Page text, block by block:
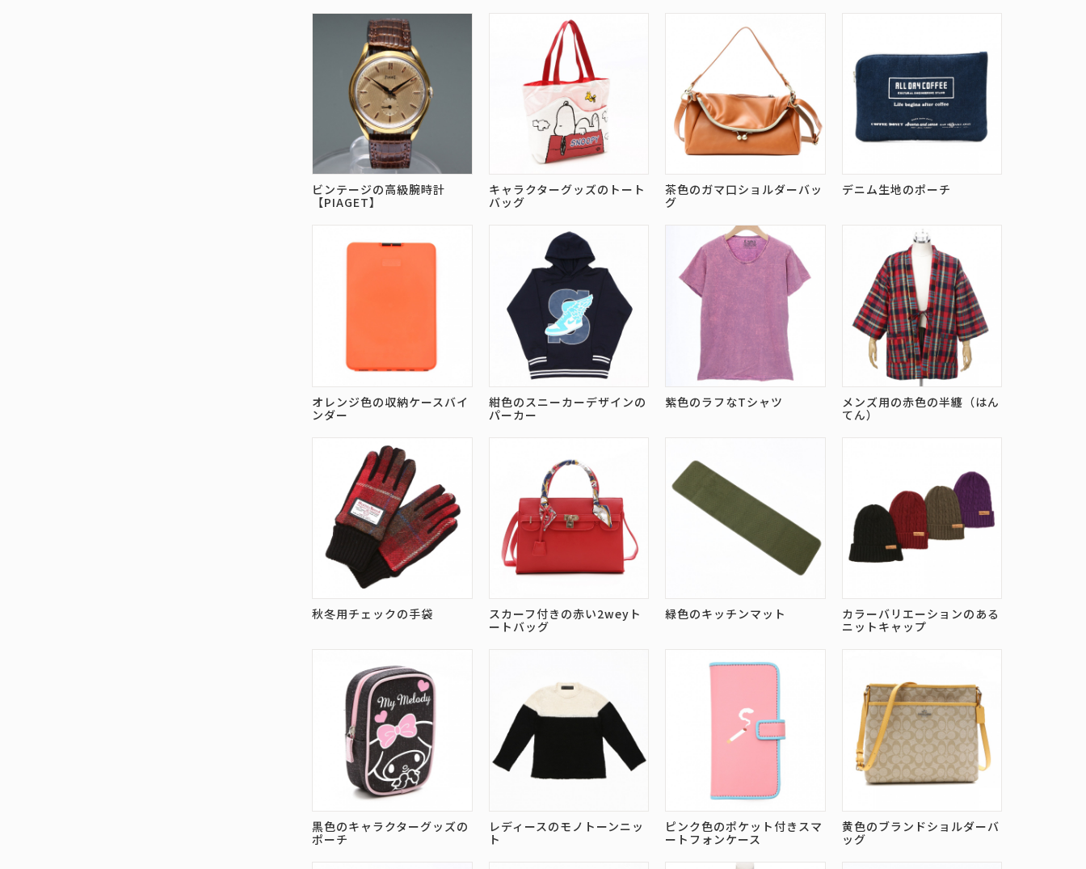
ビンテージの高級腕時計
【PIAGET】
キャラクターグッズのトート
バッグ
茶色のガマ口ショルダーバッ
グ
デニム生地のポーチ
オレンジ色の収納ケースバイ
ンダー
紺色のスニーカーデザインの
パーカー
紫色のラフなTシャツ
メンズ用の赤色の半纏（はん
てん）
秋冬用チェックの手袋
スカーフ付きの赤い2weyト
ートバッグ
緑色のキッチンマット
カラーバリエーションのある
ニットキャップ
黒色のキャラクターグッズの
ポーチ
レディースのモノトーンニッ
ト
ピンク色のポケット付きスマ
ートフォンケース
黄色のブランドショルダーバ
ッグ